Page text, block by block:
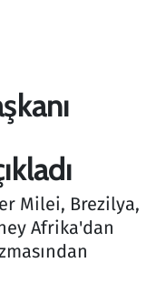
Milei, Brezilya,
Afrika'dan